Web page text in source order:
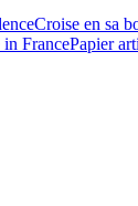
Croise en sa
in FrancePapier